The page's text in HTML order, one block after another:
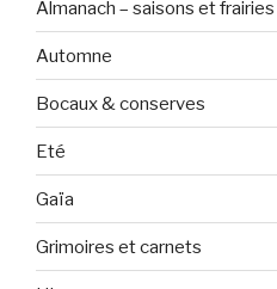
Almanach – saisons et frairies
Automne
Bocaux & conserves
Eté
Gaïa
Grimoires et carnets